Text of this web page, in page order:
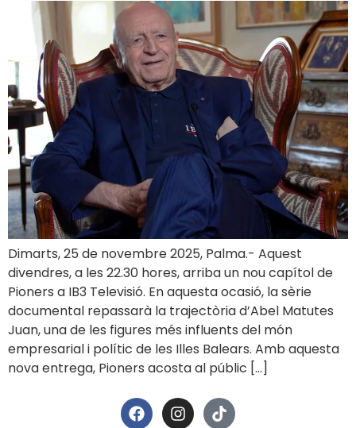
Dimarts, 25 de novembre 2025, Palma.- Aquest
divendres, a les 22.30 hores, arriba un nou capítol de
Pioners a IB3 Televisió. En aquesta ocasió, la sèrie
documental repassarà la trajectòria d’Abel Matutes
Juan, una de les figures més influents del món
empresarial i polític de les Illes Balears. Amb aquesta
nova entrega, Pioners acosta al públic […]